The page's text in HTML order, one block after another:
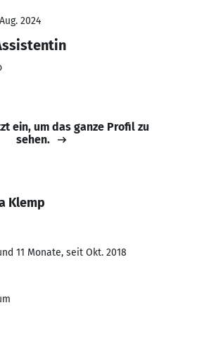
2024
ein, um das ganze Profil zu
sehen.
Klemp
11 Monate, seit Okt. 2018